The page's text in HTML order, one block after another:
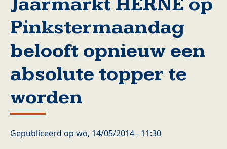
Pinkstermaandag
belooft opnieuw een
absolute topper te
worden
Gepubliceerd op wo, 14/05/2014 - 11:30